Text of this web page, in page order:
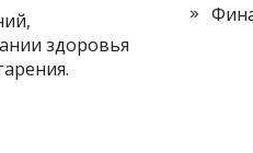
здоровья